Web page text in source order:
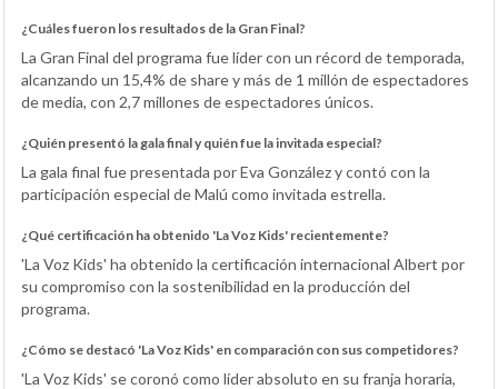
¿Cuáles fueron los resultados de la Gran Final?
La Gran Final del programa fue líder con un récord de temporada,
alcanzando un 15,4% de share y más de 1 millón de espectadores
de media, con 2,7 millones de espectadores únicos.
¿Quién presentó la gala final y quién fue la invitada especial?
La gala final fue presentada por Eva González y contó con la
participación especial de Malú como invitada estrella.
¿Qué certificación ha obtenido 'La Voz Kids' recientemente?
'La Voz Kids' ha obtenido la certificación internacional Albert por
su compromiso con la sostenibilidad en la producción del
programa.
¿Cómo se destacó 'La Voz Kids' en comparación con sus competidores?
'La Voz Kids' se coronó como líder absoluto en su franja horaria,